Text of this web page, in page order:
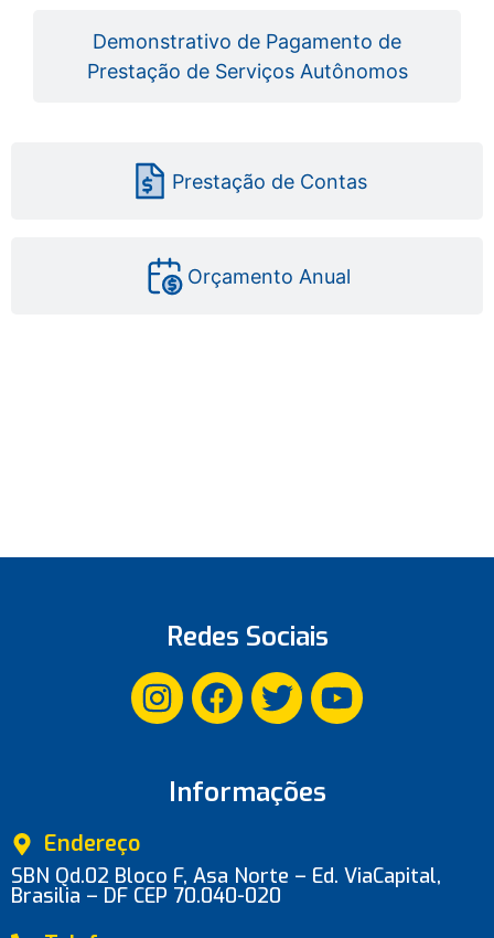
Prestação de Contas
Orçamento Anual
Demonstrativo de Pagamento de
Prestação de Serviços Autônomos
Redes Sociais
Informações
Endereço
SBN Qd.02 Bloco F, Asa Norte – Ed. ViaCapital,
Brasilia – DF CEP 70.040-020